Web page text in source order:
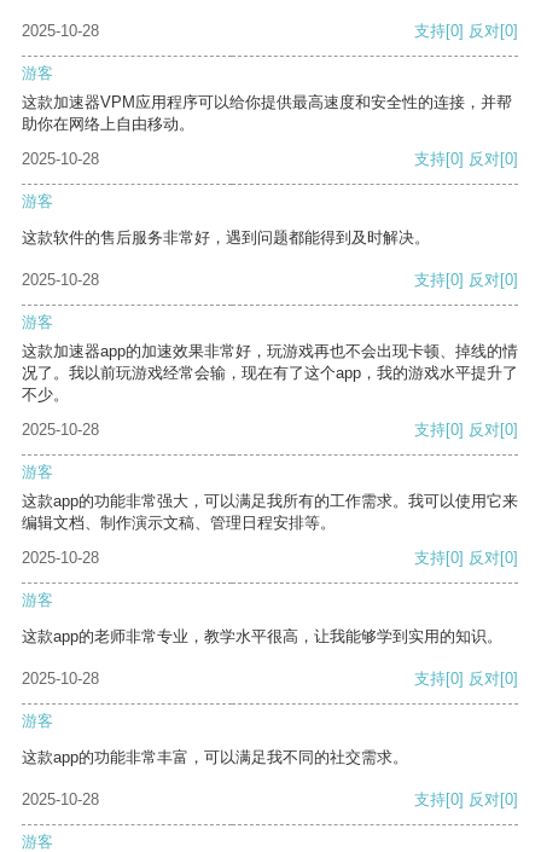
2025-10-28 支持[0] 反对[0]
游客
这款加速器VPM应用程序可以给你提供最高速度和安全性的连接，并帮
助你在网络上自由移动。
2025-10-28
支持[0] 反对[0]
游客
这款软件的售后服务非常好，遇到问题都能得到及时解决。
2025-10-28 支持[0] 反对[0]
游客
这款加速器app的加速效果非常好，玩游戏再也不会出现卡顿、掉线的情
况了。我以前玩游戏经常会输，现在有了这个app，我的游戏水平提升了
不少。
2025-10-28
支持[0] 反对[0]
游客
这款app的功能非常强大，可以满足我所有的工作需求。我可以使用它来
编辑文档、制作演示文稿、管理日程安排等。
2025-10-28
支持[0] 反对[0]
游客
这款app的老师非常专业，教学水平很高，让我能够学到实用的知识。
2025-10-28 支持[0] 反对[0]
游客
这款app的功能非常丰富，可以满足我不同的社交需求。
2025-10-28 支持[0] 反对[0]
游客